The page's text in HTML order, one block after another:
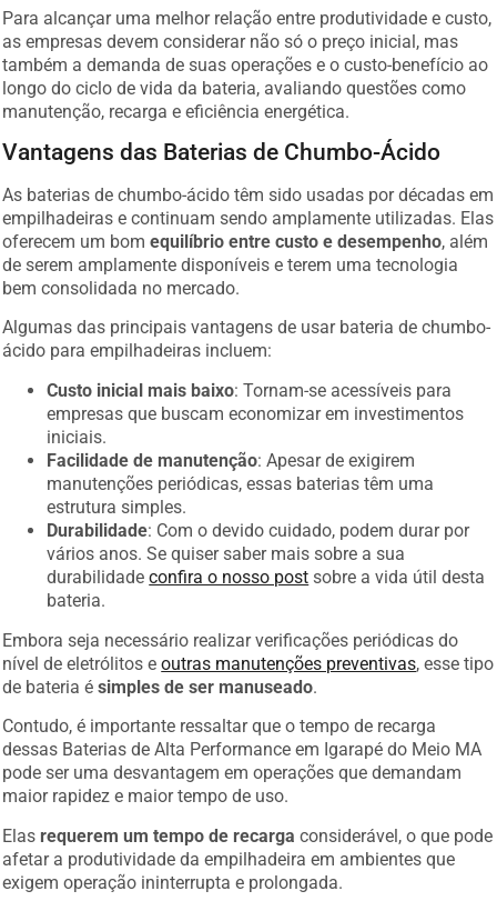
Para alcançar uma melhor relação entre produtividade e custo,
as empresas devem considerar não só o preço inicial, mas
também a demanda de suas operações e o custo-benefício ao
longo do ciclo de vida da bateria, avaliando questões como
manutenção, recarga e eficiência energética.
Vantagens das Baterias de Chumbo-Ácido
As baterias de chumbo-ácido têm sido usadas por décadas em
empilhadeiras e continuam sendo amplamente utilizadas. Elas
oferecem um bomequilíbrio entre custo e desempenho , além
de serem amplamente disponíveis e terem uma tecnologia
bem consolidada no mercado.
Algumas das principais vantagens de usar bateria de chumbo-
ácido para empilhadeiras incluem:
Custo inicial mais baixo: Tornam-se acessíveis para
empresas que buscam economizar em investimentos
iniciais.
Facilidade de manutenção: Apesar de exigirem
manutenções periódicas, essas baterias têm uma
estrutura simples.
Durabilidade: Com o devido cuidado, podem durar por
vários anos. Se quiser saber mais sobre a sua
durabilidadeconfira o nosso post sobre a vida útil desta
bateria.
Embora seja necessário realizar verificações periódicas do
nível de eletrólitos eoutras manutenções preventivas , esse tipo
de bateria ésimples de ser manuseado
Contudo, é importante ressaltar que o tempo de recarga
dessas Baterias de Alta Performance em Igarapé do Meio MA
pode ser uma desvantagem em operações que demandam
maior rapidez e maior tempo de uso.
Elas requerem um tempo de recarga considerável, o que pode
afetar a produtividade da empilhadeira em ambientes que
exigem operação ininterrupta e prolongada.